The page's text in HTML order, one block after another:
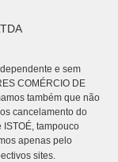
e sem
COMÉRCIO DE
também que não
cancelamento do
tampouco
apenas pelo
sites.